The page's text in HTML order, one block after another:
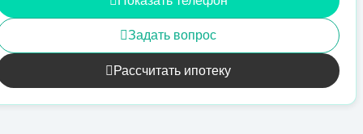
Задать вопрос
Рассчитать ипотеку